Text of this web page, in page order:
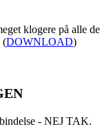
klogere på alle de
(DOWNLOAD)
- NEJ TAK.